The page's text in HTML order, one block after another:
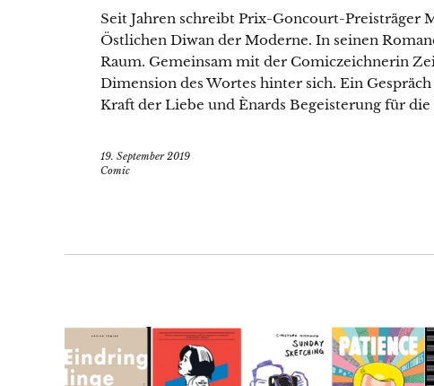
Seit Jahren schreibt Prix-Goncourt-Preisträger
Östlichen Diwan der Moderne. In seinen
Raum. Gemeinsam mit der Comiczeichnerin
Dimension des Wortes hinter sich. Ein
Kraft der Liebe und Ènards Begeisterung für
19. September 2019
Comic